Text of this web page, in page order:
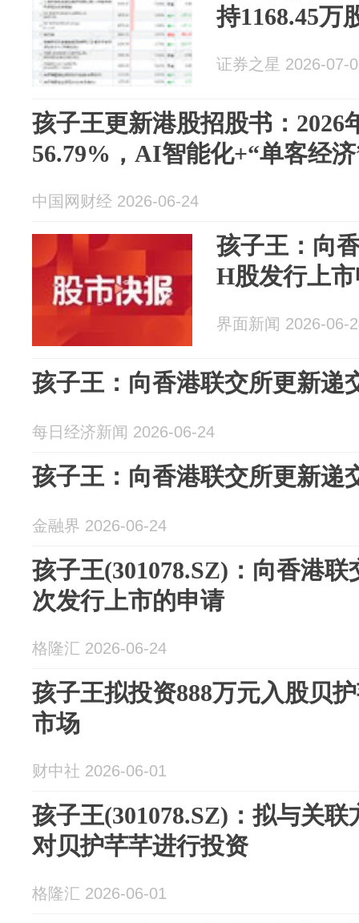
持1168.45万
证券之星 2026-07-
孩子王更新港股招股书：2026
56.79%，AI智能化+“单客经
中国网财经 2026-06-24
孩子王：向
H股发行上
界面新闻 2026-06-
孩子王：向香港联交所更新递
每日经济新闻 2026-06-24
孩子王：向香港联交所更新递
金融界 2026-06-24
孩子王(301078.SZ)：向香港
次发行上市的申请
格隆汇 2026-06-24
孩子王拟投资888万元入股贝
市场
财中社 2026-06-01
孩子王(301078.SZ)：拟与关
对贝护芊芊进行投资
格隆汇 2026-06-01